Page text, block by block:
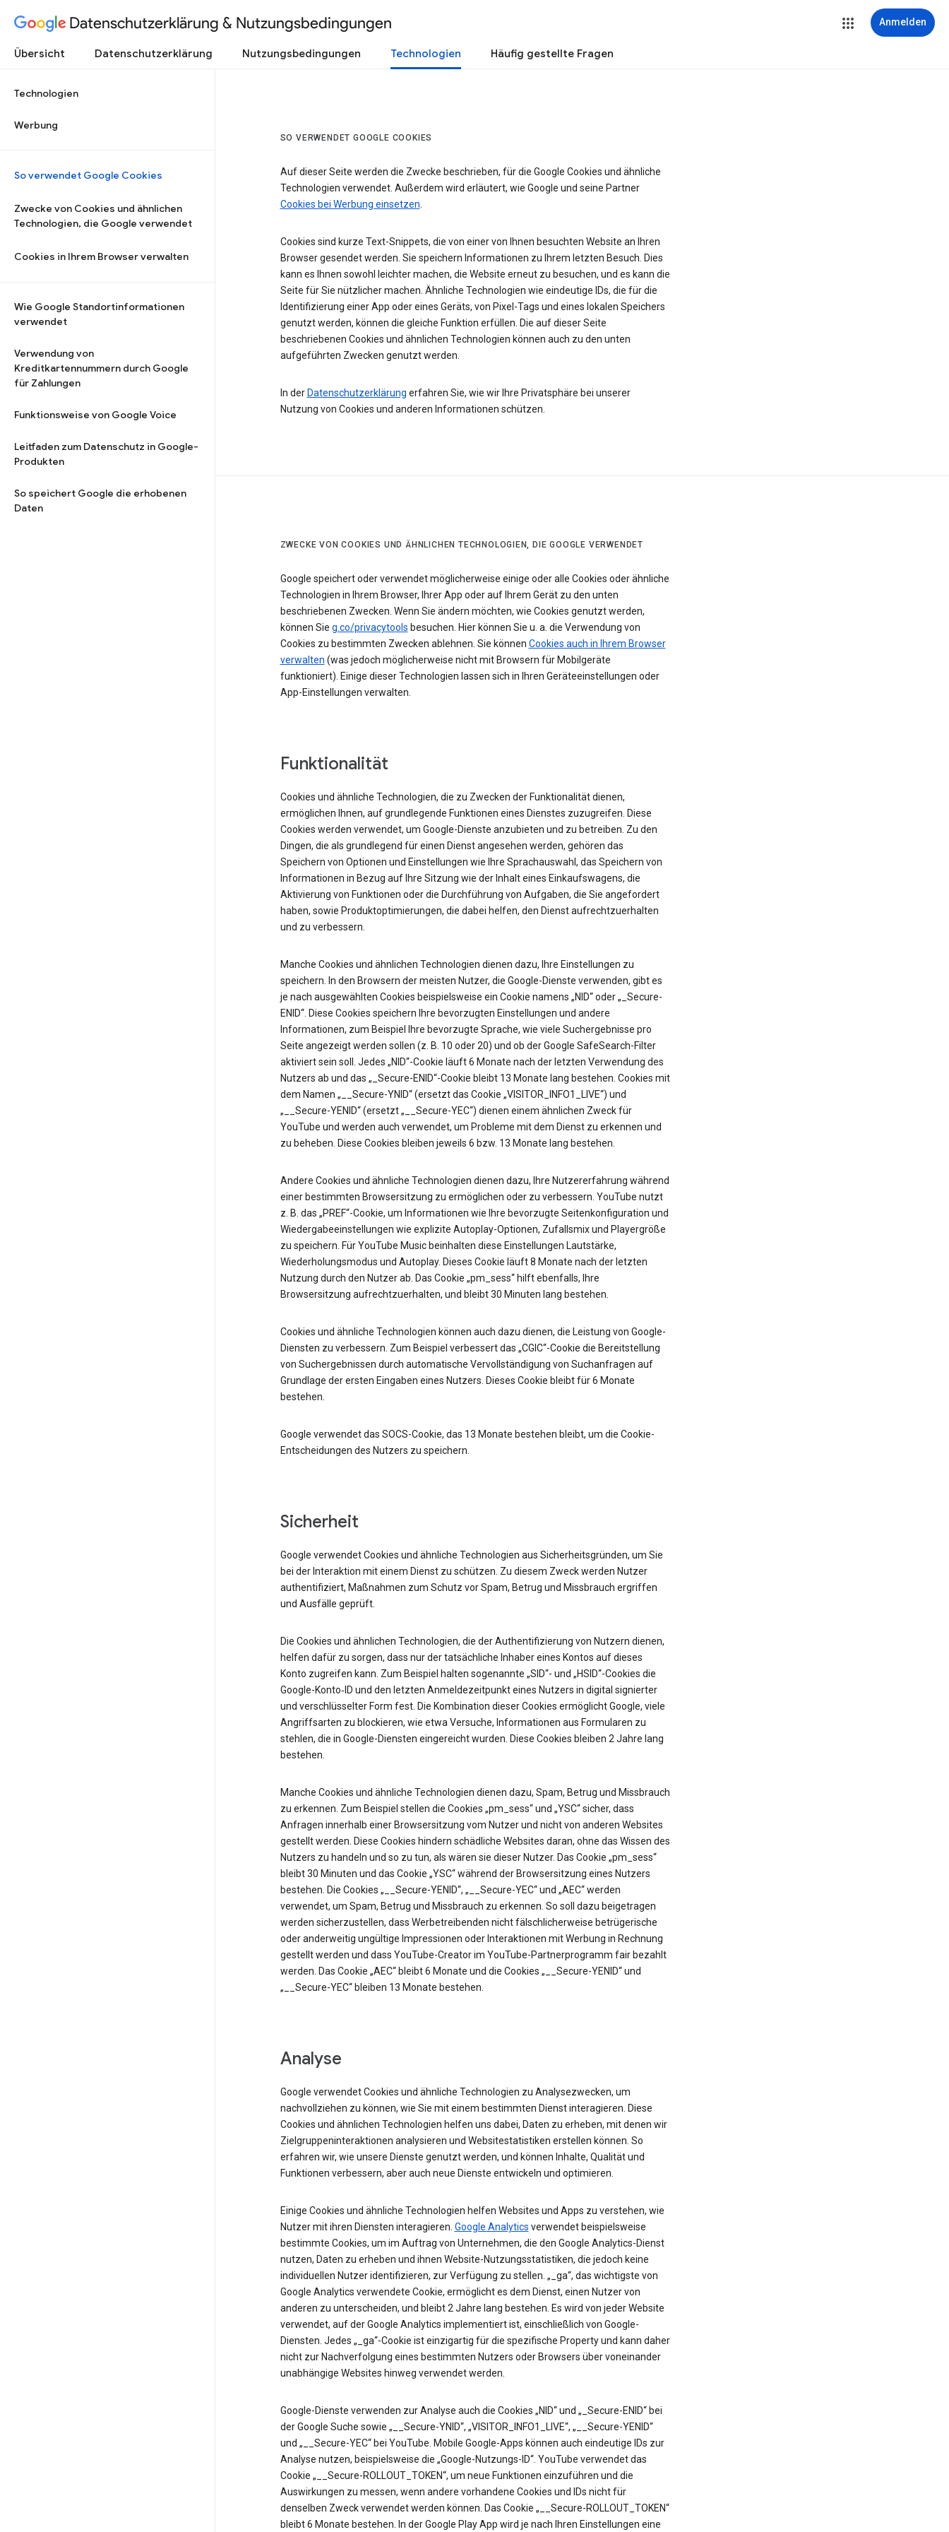
Datenschutzerklärung & Nutzungsbedingungen Anmelden
Übersicht Datenschutzerklärung Nutzungsbedingungen Technologien Häufig gestellte Fragen
Technologien
Werbung
So verwendet Google Cookies
Zwecke von Cookies und ähnlichen
Technologien, die Google verwendet
Cookies in Ihrem Browser verwalten
Wie Google Standortinformationen
verwendet
Verwendung von
Kreditkartennummern durch Google
für Zahlungen
Funktionsweise von Google Voice
Leitfaden zum Datenschutz in Google-
Produkten
So speichert Google die erhobenen
Daten
SO VERWENDET GOOGLE COOKIES
Auf dieser Seite werden die Zwecke beschrieben, für die Google Cookies und ähnliche
Technologien verwendet. Außerdem wird erläutert, wie Google und seine Partner
Cookies bei Werbung einsetzen.
Cookies sind kurze Text-Snippets, die von einer von Ihnen besuchten Website an Ihren
Browser gesendet werden. Sie speichern Informationen zu Ihrem letzten Besuch. Dies
kann es Ihnen sowohl leichter machen, die Website erneut zu besuchen, und es kann die
Seite für Sie nützlicher machen. Ähnliche Technologien wie eindeutige IDs, die für die
Identifizierung einer App oder eines Geräts, von Pixel-Tags und eines lokalen Speichers
genutzt werden, können die gleiche Funktion erfüllen. Die auf dieser Seite
beschriebenen Cookies und ähnlichen Technologien können auch zu den unten
aufgeführten Zwecken genutzt werden.
In der Datenschutzerklärung erfahren Sie, wie wir Ihre Privatsphäre bei unserer
Nutzung von Cookies und anderen Informationen schützen.
ZWECKE VON COOKIES UND ÄHNLICHEN TECHNOLOGIEN, DIE GOOGLE VERWENDET
Google speichert oder verwendet möglicherweise einige oder alle Cookies oder ähnliche
Technologien in Ihrem Browser, Ihrer App oder auf Ihrem Gerät zu den unten
beschriebenen Zwecken. Wenn Sie ändern möchten, wie Cookies genutzt werden,
können Sie g.co/privacytools besuchen. Hier können Sie u. a. die Verwendung von
Cookies zu bestimmten Zwecken ablehnen. Sie können Cookies auch in Ihrem Browser
verwalten (was jedoch möglicherweise nicht mit Browsern für Mobilgeräte
funktioniert). Einige dieser Technologien lassen sich in Ihren Geräteeinstellungen oder
App-Einstellungen verwalten.
Funktionalität
Cookies und ähnliche Technologien, die zu Zwecken der Funktionalität dienen,
ermöglichen Ihnen, auf grundlegende Funktionen eines Dienstes zuzugreifen. Diese
Cookies werden verwendet, um Google-Dienste anzubieten und zu betreiben. Zu den
Dingen, die als grundlegend für einen Dienst angesehen werden, gehören das
Speichern von Optionen und Einstellungen wie Ihre Sprachauswahl, das Speichern von
Informationen in Bezug auf Ihre Sitzung wie der Inhalt eines Einkaufswagens, die
Aktivierung von Funktionen oder die Durchführung von Aufgaben, die Sie angefordert
haben, sowie Produktoptimierungen, die dabei helfen, den Dienst aufrechtzuerhalten
und zu verbessern.
Manche Cookies und ähnlichen Technologien dienen dazu, Ihre Einstellungen zu
speichern. In den Browsern der meisten Nutzer, die Google-Dienste verwenden, gibt es
je nach ausgewählten Cookies beispielsweise ein Cookie namens „NID“ oder „_Secure-
ENID“. Diese Cookies speichern Ihre bevorzugten Einstellungen und andere
Informationen, zum Beispiel Ihre bevorzugte Sprache, wie viele Suchergebnisse pro
Seite angezeigt werden sollen (z. B. 10 oder 20) und ob der Google SafeSearch-Filter
aktiviert sein soll. Jedes „NID“-Cookie läuft 6 Monate nach der letzten Verwendung des
Nutzers ab und das „_Secure-ENID“-Cookie bleibt 13 Monate lang bestehen. Cookies mit
dem Namen „__Secure-YNID“ (ersetzt das Cookie „VISITOR_INFO1_LIVE“) und
„__Secure-YENID“ (ersetzt „__Secure-YEC“) dienen einem ähnlichen Zweck für
YouTube und werden auch verwendet, um Probleme mit dem Dienst zu erkennen und
zu beheben. Diese Cookies bleiben jeweils 6 bzw. 13 Monate lang bestehen.
Andere Cookies und ähnliche Technologien dienen dazu, Ihre Nutzererfahrung während
einer bestimmten Browsersitzung zu ermöglichen oder zu verbessern. YouTube nutzt
z. B. das „PREF“-Cookie, um Informationen wie Ihre bevorzugte Seitenkonfiguration und
Wiedergabeeinstellungen wie explizite Autoplay-Optionen, Zufallsmix und Playergröße
zu speichern. Für YouTube Music beinhalten diese Einstellungen Lautstärke,
Wiederholungsmodus und Autoplay. Dieses Cookie läuft 8 Monate nach der letzten
Nutzung durch den Nutzer ab. Das Cookie „pm_sess“ hilft ebenfalls, Ihre
Browsersitzung aufrechtzuerhalten, und bleibt 30 Minuten lang bestehen.
Cookies und ähnliche Technologien können auch dazu dienen, die Leistung von Google-
Diensten zu verbessern. Zum Beispiel verbessert das „CGIC“-Cookie die Bereitstellung
von Suchergebnissen durch automatische Vervollständigung von Suchanfragen auf
Grundlage der ersten Eingaben eines Nutzers. Dieses Cookie bleibt für 6 Monate
bestehen.
Google verwendet das SOCS-Cookie, das 13 Monate bestehen bleibt, um die Cookie-
Entscheidungen des Nutzers zu speichern.
Sicherheit
Google verwendet Cookies und ähnliche Technologien aus Sicherheitsgründen, um Sie
bei der Interaktion mit einem Dienst zu schützen. Zu diesem Zweck werden Nutzer
authentifiziert, Maßnahmen zum Schutz vor Spam, Betrug und Missbrauch ergriffen
und Ausfälle geprüft.
Die Cookies und ähnlichen Technologien, die der Authentifizierung von Nutzern dienen,
helfen dafür zu sorgen, dass nur der tatsächliche Inhaber eines Kontos auf dieses
Konto zugreifen kann. Zum Beispiel halten sogenannte „SID“- und „HSID“-Cookies die
Google-Konto‑ID und den letzten Anmeldezeitpunkt eines Nutzers in digital signierter
und verschlüsselter Form fest. Die Kombination dieser Cookies ermöglicht Google, viele
Angriffsarten zu blockieren, wie etwa Versuche, Informationen aus Formularen zu
stehlen, die in Google-Diensten eingereicht wurden. Diese Cookies bleiben 2 Jahre lang
bestehen.
Manche Cookies und ähnliche Technologien dienen dazu, Spam, Betrug und Missbrauch
zu erkennen. Zum Beispiel stellen die Cookies „pm_sess“ und „YSC“ sicher, dass
Anfragen innerhalb einer Browsersitzung vom Nutzer und nicht von anderen Websites
gestellt werden. Diese Cookies hindern schädliche Websites daran, ohne das Wissen des
Nutzers zu handeln und so zu tun, als wären sie dieser Nutzer. Das Cookie „pm_sess“
bleibt 30 Minuten und das Cookie „YSC“ während der Browsersitzung eines Nutzers
bestehen. Die Cookies „__Secure-YENID“, „__Secure-YEC“ und „AEC“ werden
verwendet, um Spam, Betrug und Missbrauch zu erkennen. So soll dazu beigetragen
werden sicherzustellen, dass Werbetreibenden nicht fälschlicherweise betrügerische
oder anderweitig ungültige Impressionen oder Interaktionen mit Werbung in Rechnung
gestellt werden und dass YouTube-Creator im YouTube-Partnerprogramm fair bezahlt
werden. Das Cookie „AEC“ bleibt 6 Monate und die Cookies „__Secure-YENID“ und
„__Secure-YEC“ bleiben 13 Monate bestehen.
Analyse
Google verwendet Cookies und ähnliche Technologien zu Analysezwecken, um
nachvollziehen zu können, wie Sie mit einem bestimmten Dienst interagieren. Diese
Cookies und ähnlichen Technologien helfen uns dabei, Daten zu erheben, mit denen wir
Zielgruppeninteraktionen analysieren und Websitestatistiken erstellen können. So
erfahren wir, wie unsere Dienste genutzt werden, und können Inhalte, Qualität und
Funktionen verbessern, aber auch neue Dienste entwickeln und optimieren.
Einige Cookies und ähnliche Technologien helfen Websites und Apps zu verstehen, wie
Nutzer mit ihren Diensten interagieren. Google Analytics verwendet beispielsweise
bestimmte Cookies, um im Auftrag von Unternehmen, die den Google Analytics-Dienst
nutzen, Daten zu erheben und ihnen Website-Nutzungsstatistiken, die jedoch keine
individuellen Nutzer identifizieren, zur Verfügung zu stellen. „_ga“, das wichtigste von
Google Analytics verwendete Cookie, ermöglicht es dem Dienst, einen Nutzer von
anderen zu unterscheiden, und bleibt 2 Jahre lang bestehen. Es wird von jeder Website
verwendet, auf der Google Analytics implementiert ist, einschließlich von Google-
Diensten. Jedes „_ga“-Cookie ist einzigartig für die spezifische Property und kann daher
nicht zur Nachverfolgung eines bestimmten Nutzers oder Browsers über voneinander
unabhängige Websites hinweg verwendet werden.
Google-Dienste verwenden zur Analyse auch die Cookies „NID“ und „_Secure-ENID“ bei
der Google Suche sowie „__Secure-YNID“, „VISITOR_INFO1_LIVE“, „__Secure-YENID“
und „__Secure-YEC“ bei YouTube. Mobile Google-Apps können auch eindeutige IDs zur
Analyse nutzen, beispielsweise die „Google-Nutzungs-ID“. YouTube verwendet das
Cookie „__Secure-ROLLOUT_TOKEN“, um neue Funktionen einzuführen und die
Auswirkungen zu messen, wenn andere vorhandene Cookies und IDs nicht für
denselben Zweck verwendet werden können. Das Cookie „__Secure-ROLLOUT_TOKEN“
bleibt 6 Monate bestehen. In der Google Play App wird je nach Ihren Einstellungen eine